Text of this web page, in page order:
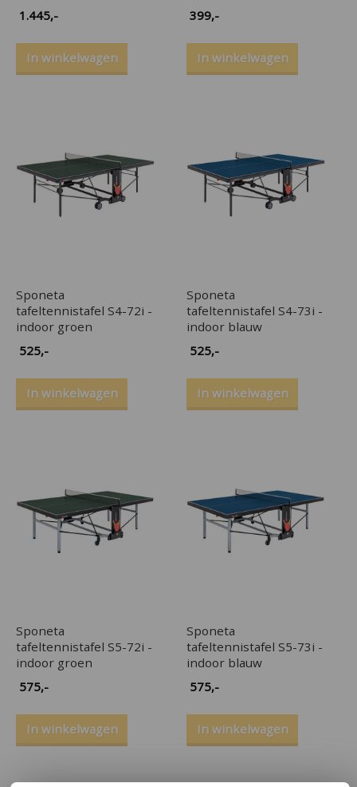
1.445,-
In winkelwagen
399,-
In winkelwagen
Sponeta
tafeltennistafel S4-72i -
indoor groen
525,-
In winkelwagen
Sponeta
tafeltennistafel S4-73i -
indoor blauw
525,-
In winkelwagen
Sponeta
tafeltennistafel S5-72i -
indoor groen
575,-
In winkelwagen
Sponeta
tafeltennistafel S5-73i -
indoor blauw
575,-
In winkelwagen